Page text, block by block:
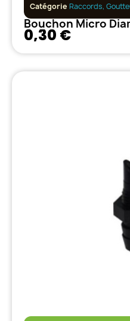
Catégorie Raccords,
Bouchon Micro
0,30 €